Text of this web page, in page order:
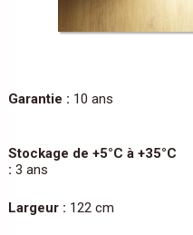
Garantie : 10 ans
Stockage de +5°C à +35°C
: 3 ans
Largeur : 122 cm